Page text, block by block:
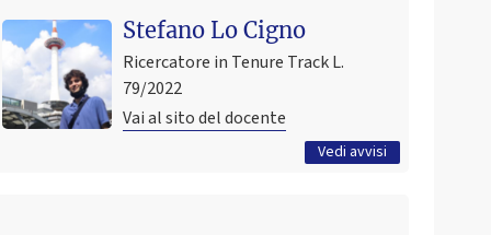
Stefano Lo Cigno
Ricercatore in Tenure Track L.
79/2022
Vai al sito del docente
Vedi avvisi
RICEVIMENTO ESAME
Pubblicato il
3 giugno 2026 11:39
Tutti gli avvisi